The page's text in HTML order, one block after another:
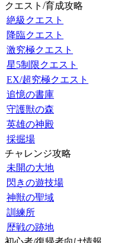
クエスト/育成攻略
絶級クエスト
降臨クエスト
激究極クエスト
星5制限クエスト
EX/超究極クエスト
追憶の書庫
守護獣の森
英雄の神殿
採掘場
チャレンジ攻略
未開の大地
閃きの遊技場
神獣の聖域
訓練所
歴戦の跡地